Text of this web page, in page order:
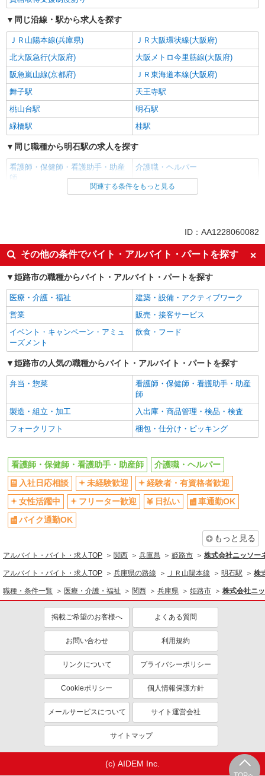
同じ沿線・駅から求人を探す
ＪＲ山陽本線(兵庫県)
ＪＲ大阪環状線(大阪府)
北大阪急行(大阪府)
大阪メトロ今里筋線(大阪府)
阪急嵐山線(京都府)
ＪＲ東海道本線(大阪府)
舞子駅
天王寺駅
桃山台駅
明石駅
緑橋駅
桂駅
同じ職種から明石駅の求人を探す
看護師・保健師・看護助手・助産
師
介護職・ヘルパー
同じ特徴から明石駅の求人を探す
入社日応相談
未経験歓迎
経験者・有資格者歓迎
女性活躍中
フリーター歓迎
日払い
車通勤OK
バイク通勤OK
自転車通勤OK
社会保険あり
まかない・食事補助
資格取得支援制度あり
同じ職種から求人を探す
医療・介護・福祉
看護師・保健師・看護助手・助
介護職・ヘルパー
同じ特徴から求人を探す
未経験歓迎
日払い
車通勤OK
扶養内勤務OK
社会保険あり
関連する条件をもっと見る
ID：AA1228060082
その他の条件でバイト・アルバイト・パートを探す
姫路市の職種からバイト・アルバイト・パートを探す
医療・介護・福祉
建築・設備・アクティブワーク
営業
販売・接客サービス
イベント・キャンペーン・アミュ
ーズメント
飲食・フード
姫路市の人気の職種からバイト・アルバイト・パートを探す
弁当・惣菜
看護師・保健師・看護助手・助産
師
製造・組立・加工
入出庫・商品管理・検品・検査
フォークリフト
梱包・仕分け・ピッキング
看護師・保健師・看護助手・助産師
介護職・ヘルパー
入社日応相談
未経験歓迎
経験者・有資格者歓迎
女性活躍中
フリーター歓迎 日払い
車通勤OK
バイク通勤OK
もっと見る
アルバイト・バイト・求人TOP 関西 兵庫県 姫路市 株式会社ニッソー
アルバイト・バイト・求人TOP 兵庫県の路線 ＪＲ山陽本線 明石駅 株
職種・条件一覧 医療・介護・福祉 関西 兵庫県 姫路市 株式会社ニ
掲載ご希望のお客様へ よくある質問
お問い合わせ 利用規約
リンクについて プライバシーポリシー
Cookieポリシー 個人情報保護方針
メールサービスについて サイト運営会社
サイトマップ
(c) AIDEM Inc.